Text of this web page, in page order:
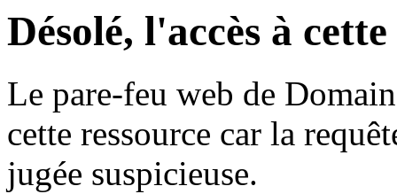
Désolé, l'accès à
Le pare-feu web de
cette ressource car la
jugée suspicieuse.